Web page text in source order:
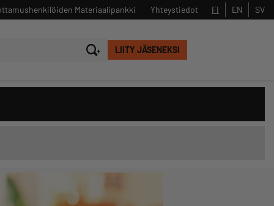
Yhteystiedot
Materiaalipankki FI EN SV
LIITY JÄSENEKSI
Sulje